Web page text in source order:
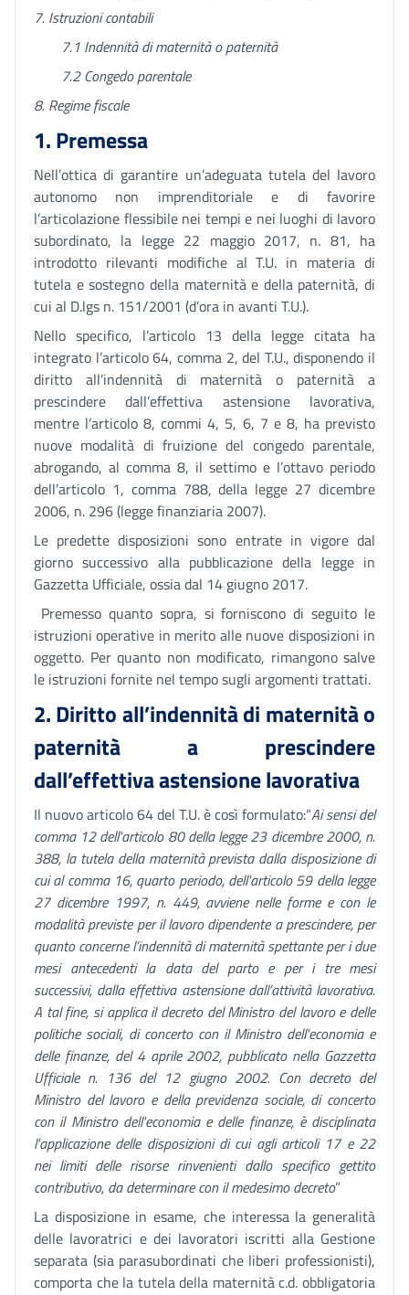
7. Istruzioni contabili
7.1 Indennità di maternità o paternità
7.2 Congedo parentale
8. Regime fiscale
1. Premessa
Nell’ottica di garantire un’adeguata tutela del lavoro
autonomo non imprenditoriale e di favorire
l’articolazione flessibile nei tempi e nei luoghi di lavoro
subordinato, la legge 22 maggio 2017, n. 81, ha
introdotto rilevanti modifiche al T.U. in materia di
tutela e sostegno della maternità e della paternità, di
cui al D.lgs n. 151/2001 (d’ora in avanti T.U.).
Nello specifico, l’articolo 13 della legge citata ha
integrato l’articolo 64, comma 2, del T.U., disponendo il
diritto all’indennità di maternità o paternità a
prescindere dall’effettiva astensione lavorativa,
mentre l’articolo 8, commi 4, 5, 6, 7 e 8, ha previsto
nuove modalità di fruizione del congedo parentale,
abrogando, al comma 8, il settimo e l’ottavo periodo
dell’articolo 1, comma 788, della legge 27 dicembre
2006, n. 296 (legge finanziaria 2007).
Le predette disposizioni sono entrate in vigore dal
giorno successivo alla pubblicazione della legge in
Gazzetta Ufficiale, ossia dal 14 giugno 2017.
Premesso quanto sopra, si forniscono di seguito le
istruzioni operative in merito alle nuove disposizioni in
oggetto. Per quanto non modificato, rimangono salve
le istruzioni fornite nel tempo sugli argomenti trattati.
2. Diritto all’indennità di maternità o
paternità a prescindere
dall’effettiva astensione lavorativa
Il nuovo articolo 64 del T.U. è così formulato:“Ai sensi del
comma 12 dell'articolo 80 della legge 23 dicembre 2000, n.
388, la tutela della maternità prevista dalla disposizione di
cui al comma 16, quarto periodo, dell'articolo 59 della legge
27 dicembre 1997, n. 449, avviene nelle forme e con le
modalità previste per il lavoro dipendente a prescindere, per
quanto concerne l’indennità di maternità spettante per i due
mesi antecedenti la data del parto e per i tre mesi
successivi, dalla effettiva astensione dall’attività lavorativa.
A tal fine, si applica il decreto del Ministro del lavoro e delle
politiche sociali, di concerto con il Ministro dell'economia e
delle finanze, del 4 aprile 2002, pubblicato nella Gazzetta
Ufficiale n. 136 del 12 giugno 2002. Con decreto del
Ministro del lavoro e della previdenza sociale, di concerto
con il Ministro dell'economia e delle finanze, è disciplinata
l'applicazione delle disposizioni di cui agli articoli 17 e 22
nei limiti delle risorse rinvenienti dallo specifico gettito
contributivo, da determinare con il medesimo decreto”
La disposizione in esame, che interessa la generalità
delle lavoratrici e dei lavoratori iscritti alla Gestione
separata (sia parasubordinati che liberi professionisti),
comporta che la tutela della maternità c.d. obbligatoria